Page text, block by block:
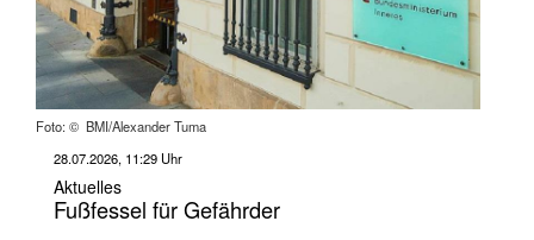
Foto: © BMI/Alexander Tuma
28.07.2026, 11:29 Uhr
Aktuelles
Fußfessel für Gefährder